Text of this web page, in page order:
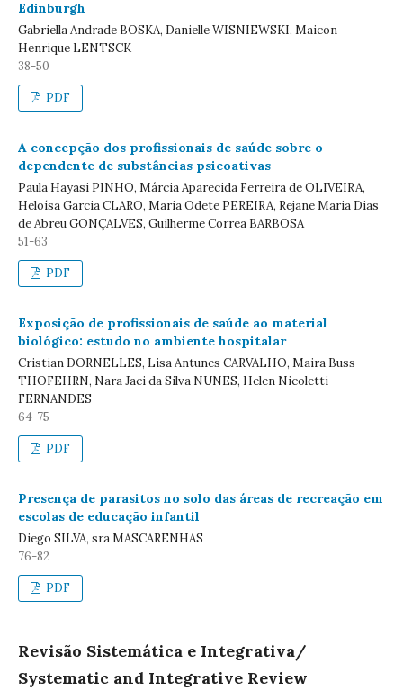
Edinburgh
Gabriella Andrade BOSKA, Danielle WISNIEWSKI, Maicon
Henrique LENTSCK
38-50
PDF
A concepção dos profissionais de saúde sobre o
dependente de substâncias psicoativas
Paula Hayasi PINHO, Márcia Aparecida Ferreira de OLIVEIRA,
Heloísa Garcia CLARO, Maria Odete PEREIRA, Rejane Maria Dias
de Abreu GONÇALVES, Guilherme Correa BARBOSA
51-63
PDF
Exposição de profissionais de saúde ao material
biológico: estudo no ambiente hospitalar
Cristian DORNELLES, Lisa Antunes CARVALHO, Maira Buss
THOFEHRN, Nara Jaci da Silva NUNES, Helen Nicoletti
FERNANDES
64-75
PDF
Presença de parasitos no solo das áreas de recreação em
escolas de educação infantil
Diego SILVA, sra MASCARENHAS
76-82
PDF
Revisão Sistemática e Integrativa/
Systematic and Integrative Review